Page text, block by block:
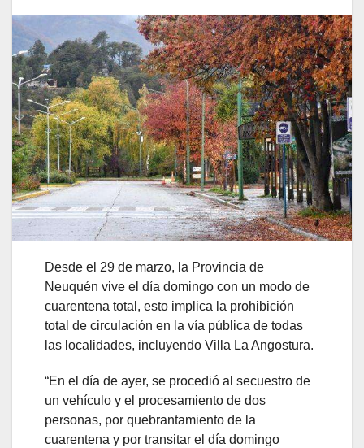
Desde el 29 de marzo, la Provincia de
Neuquén vive el día domingo con un modo de
cuarentena total, esto implica la prohibición
total de circulación en la vía pública de todas
las localidades, incluyendo Villa La Angostura.
“En el día de ayer, se procedió al secuestro de
un vehículo y el procesamiento de dos
personas, por quebrantamiento de la
cuarentena y por transitar el día domingo